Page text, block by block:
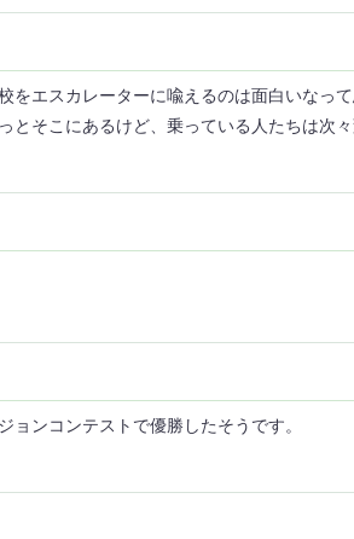
をエスカレーターに喩えるのは面白いなっ
そこにあるけど、乗っている人たちは次々
ンコンテストで優勝したそうです。